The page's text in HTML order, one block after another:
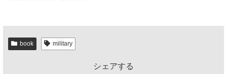
book military
シェアする